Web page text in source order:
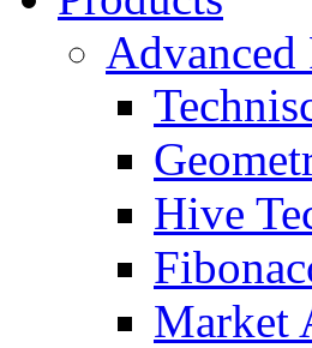
Advanced
Hive
Market